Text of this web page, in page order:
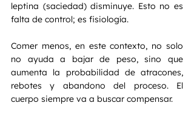
leptina (saciedad) disminuye. Esto no es
falta de control; es fisiología.
Comer menos, en este contexto, no solo
no ayuda a bajar de peso, sino que
aumenta la probabilidad de atracones,
rebotes y abandono del proceso. El
cuerpo siempre va a buscar compensar.